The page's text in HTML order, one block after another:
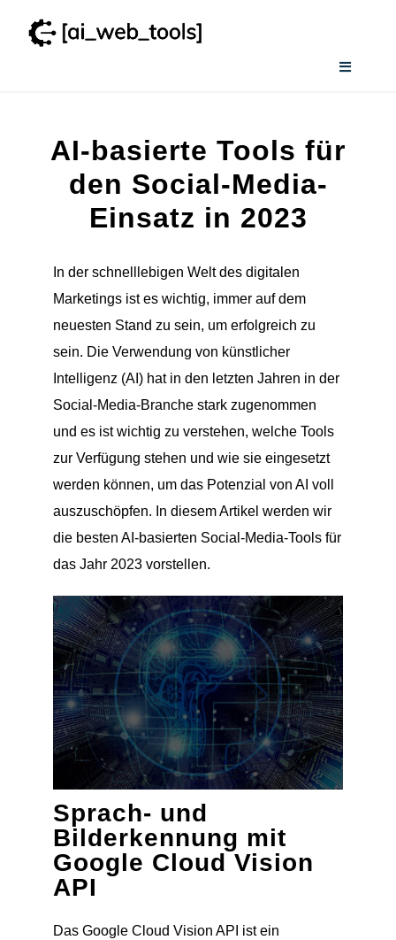
Inhalt
Toggle
Wissenswertes
Smart AI Tool Selector
AI-basierte Tools für
den Social-Media-
Einsatz in 2023
In der schnelllebigen Welt des digitalen
Marketings ist es wichtig, immer auf dem
neuesten Stand zu sein, um erfolgreich zu
sein. Die Verwendung von künstlicher
Intelligenz (AI) hat in den letzten Jahren in der
Social-Media-Branche stark zugenommen
und es ist wichtig zu verstehen, welche Tools
zur Verfügung stehen und wie sie eingesetzt
werden können, um das Potenzial von AI voll
auszuschöpfen. In diesem Artikel werden wir
die besten AI-basierten Social-Media-Tools für
das Jahr 2023 vorstellen.
Sprach- und
Bilderkennung mit
Google Cloud Vision
API
Das Google Cloud Vision API ist ein